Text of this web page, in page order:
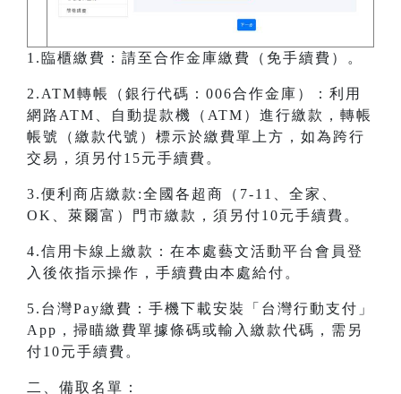
1.臨櫃繳費：請至合作金庫繳費（免手續費）。
2.ATM轉帳（銀行代碼：006合作金庫）：利用
網路ATM、自動提款機（ATM）進行繳款，轉帳
帳號（繳款代號）標示於繳費單上方，如為跨行
交易，須另付15元手續費。
3.便利商店繳款:全國各超商（7-11、全家、
OK、萊爾富）門市繳款，須另付10元手續費。
4.信用卡線上繳款：在本處藝文活動平台會員登
入後依指示操作，手續費由本處給付。
5.台灣Pay繳費：手機下載安裝「台灣行動支付」
App，掃瞄繳費單據條碼或輸入繳款代碼，需另
付10元手續費。
二、備取名單：